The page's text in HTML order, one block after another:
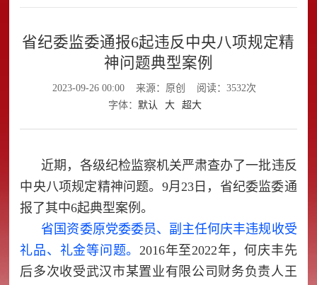
省纪委监委通报6起违反中央八项规定精
神问题典型案例
2023-09-26 00:00 来源：原创
阅读：3532次
字体： 默认 大 超大
近期，各级纪检监察机关严肃查办了一批违反
中央八项规定精神问题。9月23日，省纪委监委通
报了其中6起典型案例。
省国资委原党委委员、副主任何庆丰违规收受
礼品、礼金等问题。 2016年至2022年，何庆丰先
后多次收受武汉市某置业有限公司财务负责人王